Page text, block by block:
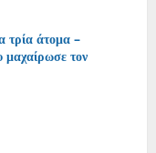
τρία άτομα –
μαχαίρωσε τον